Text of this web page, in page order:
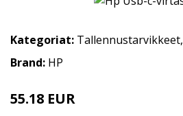
Kategoriat: Tallennustarvikkeet,
Brand: HP
55.18 EUR